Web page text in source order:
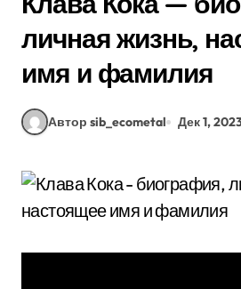
личная жизнь,
имя и фамилия
Автор sib_ecometal Дек 1,